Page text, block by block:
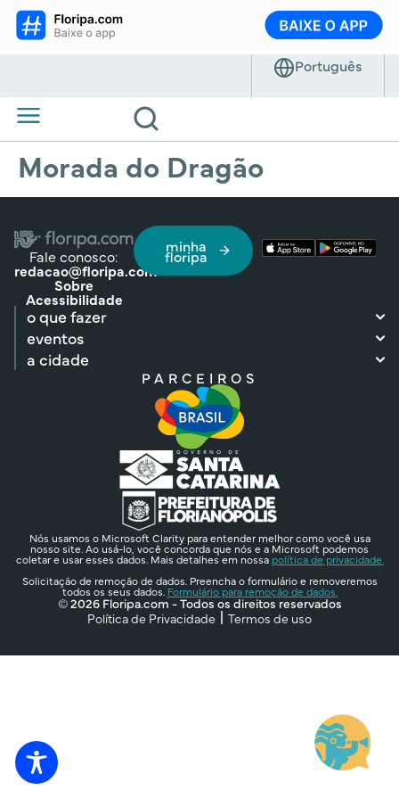
Morada do Dragão
Fale conosco:
redacao@floripa.com
Sobre
Acessibilidade
minha
floripa
o que fazer
eventos
a cidade
PARCEIROS
Nós usamos o Microsoft Clarity para entender melhor como você usa
nosso site. Ao usá-lo, você concorda que nós e a Microsoft podemos
coletar e usar esses dados. Mais detalhes em nossa política de privacidade.
Solicitação de remoção de dados. Preencha o formulário e removeremos
todos os seus dados. Formulário para remoção de dados.
© 2026 Floripa.com - Todos os direitos reservados
Política de Privacidade
Termos de uso